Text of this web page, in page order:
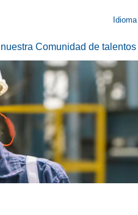
Idioma
Comunidad de talentos